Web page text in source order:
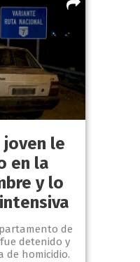
le
en la
y lo
de
detenido y
de homicidio.